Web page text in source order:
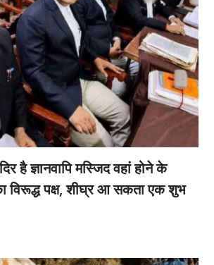
है ज्ञानवापि मस्जिद वहां होने के
विरूद्ध पक्ष, शीघ्र आ सकता एक शुभ